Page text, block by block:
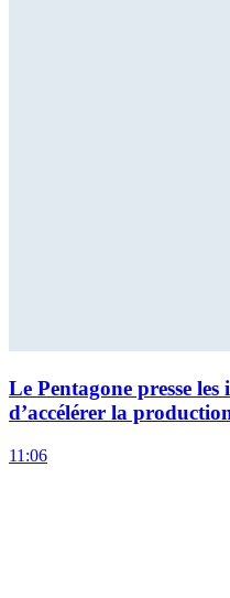
Le Pentagone presse
d’accélérer la
11:06